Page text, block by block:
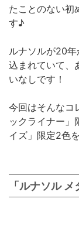
たことのない初
す♪
ルナソルが20
込まれていて、
いなしです！
今回はそんなコ
ックライナー」
イズ」限定2色
「ルナソル